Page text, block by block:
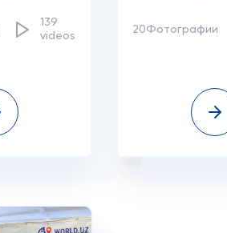
139
videos
20Фотографии